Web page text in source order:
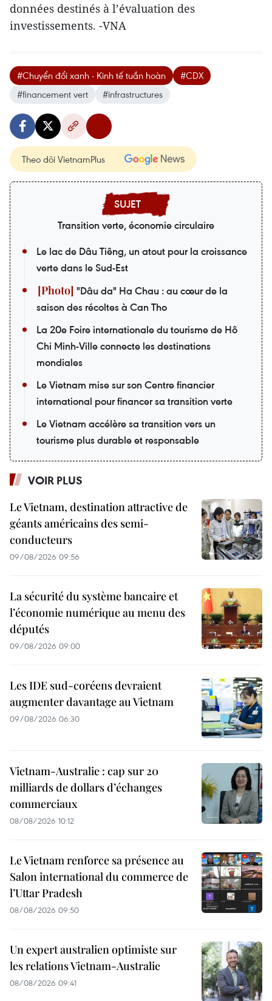
données destinés à l’évaluation des
investissements. -VNA
#Chuyển đổi xanh - Kinh tế tuần hoàn
#CDX
#financement vert
#infrastructures
Theo dõi VietnamPlus
Transition verte, économie circulaire
Le lac de Dâu Tiêng, un atout pour la croissance
verte dans le Sud-Est
"Dâu da" Ha Chau : au cœur de la
saison des récoltes à Can Tho
La 20e Foire internationale du tourisme de Hô
Chi Minh-Ville connecte les destinations
mondiales
Le Vietnam mise sur son Centre financier
international pour financer sa transition verte
Le Vietnam accélère sa transition vers un
tourisme plus durable et responsable
VOIR PLUS
Le Vietnam, destination attractive de
géants américains des semi-
conducteurs
09/08/2026 09:56
La sécurité du système bancaire et
l’économie numérique au menu des
députés
09/08/2026 09:00
Les IDE sud-coréens devraient
augmenter davantage au Vietnam
09/08/2026 06:30
Vietnam-Australie : cap sur 20
milliards de dollars d’échanges
commerciaux
08/08/2026 10:12
Le Vietnam renforce sa présence au
Salon international du commerce de
l’Uttar Pradesh
08/08/2026 09:50
Un expert australien optimiste sur
les relations Vietnam-Australie
08/08/2026 09:41